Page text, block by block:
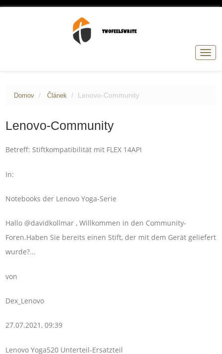
Domov Článek Lenovo-Community
Lenovo-Community
Betreff: Stiftkompatibilität mit FLEX 14API
In:
Notebooks der Lenovo Yoga-Serie
Hallo @davidkollmar , Willkommen in den Community-
Foren.Haben Sie bereits einen Stift, der mit dem Gerät geliefert
wurde?...
von
Dex_Lenovo
27.07.2021, 09:39
Lenovo Yoga520 Unterteil-Ersatzteil